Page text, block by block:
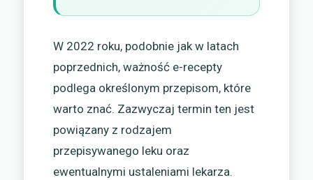
W 2022 roku, podobnie jak w latach
poprzednich, ważność e-recepty
podlega określonym przepisom, które
warto znać. Zazwyczaj termin ten jest
powiązany z rodzajem
przepisywanego leku oraz
ewentualnymi ustaleniami lekarza.